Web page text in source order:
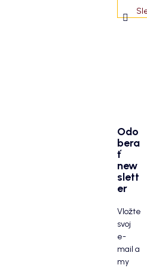
Odo
bera
ť
new
slett
er
Vložte
svoj
e-
mail a
my